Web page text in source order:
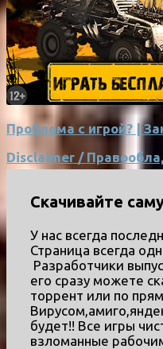
Проблема с игрой? |
Disclaimer /
Скачивайте
У нас всегда
Страница всегда
Разработчики
его сразу можете
торрент или по
будет!! Все игры
взломанные